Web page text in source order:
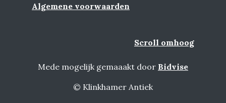
Algemene voorwaarden
Scroll omhoog
Mede mogelijk gemaaakt door Bidvise
© Klinkhamer Antiek